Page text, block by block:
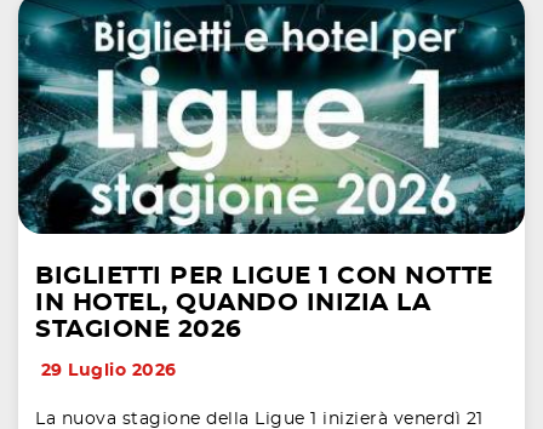
BIGLIETTI PER LIGUE 1 CON NOTTE
IN HOTEL, QUANDO INIZIA LA
STAGIONE 2026
29 Luglio 2026
La nuova stagione della Ligue 1 inizierà venerdì 21